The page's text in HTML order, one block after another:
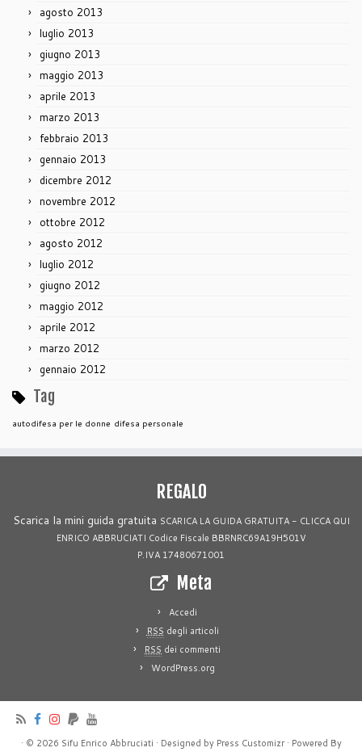
agosto 2013
luglio 2013
giugno 2013
maggio 2013
aprile 2013
marzo 2013
febbraio 2013
gennaio 2013
dicembre 2012
novembre 2012
ottobre 2012
agosto 2012
luglio 2012
giugno 2012
maggio 2012
aprile 2012
marzo 2012
gennaio 2012
Tag
autodifesa per le donne difesa personale
REGALO
Scarica la mini guida gratuita SCARICA LA GUIDA GRATUITA - CLICCA QUI
ENRICO ABBRUCIATI Codice Fiscale BBRNRC69A19H501V
P.IVA 17480671001
Meta
Accedi
RSS degli articoli
RSS dei commenti
WordPress.org
· © 2026 Sifu Enrico Abbruciati · Designed by Press Customizr· Powered By